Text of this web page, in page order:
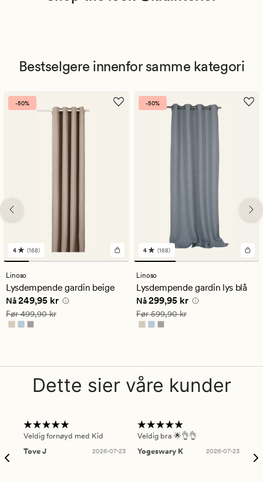
Bestselgere innenfor samme kategori
-50%
168
anmeldelser
med
en
gjennomsnittlig
vurdering
på
4
4 (168)
Linoso
Lysdempende gardin beige
Nåværende pris
Nå249,95 kr
Vanlig pris 499,90 kr
Før499,90 kr
-50%
168
anmeldelser
med
en
gjennomsnittlig
vurdering
på
4
4 (168)
Linoso
Lysdempende gardin lys blå
Nåværende pris
Nå299,95 kr
Vanlig pris 599,90 kr
Før599,90 kr
Dette sier våre kunder
Veldig fornøyd med Kid
Tove J
2026-07-23
Veldig bra 🌟👌👌
Yogeswary K
2026-07-23